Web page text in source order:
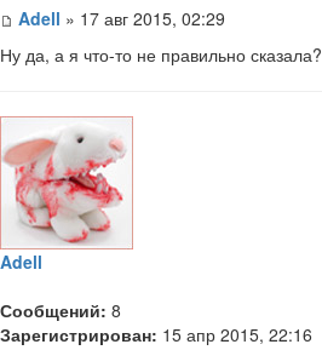
Adell » 17 авг 2015, 02:29
Ну да, а я что-то не правильно сказала?
Adell
Сообщений: 8
Зарегистрирован: 15 апр 2015, 22:16